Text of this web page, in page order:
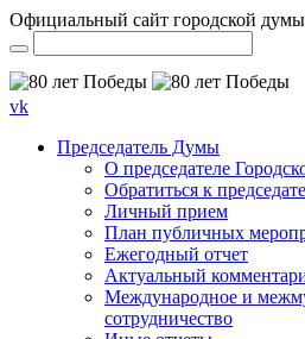
Официальный сайт городской думы
vk
Председатель Думы
О председателе
Обратиться к
Личный прием
План публичных
Ежегодный отчет
Актуальный
Международное и
сотрудничество